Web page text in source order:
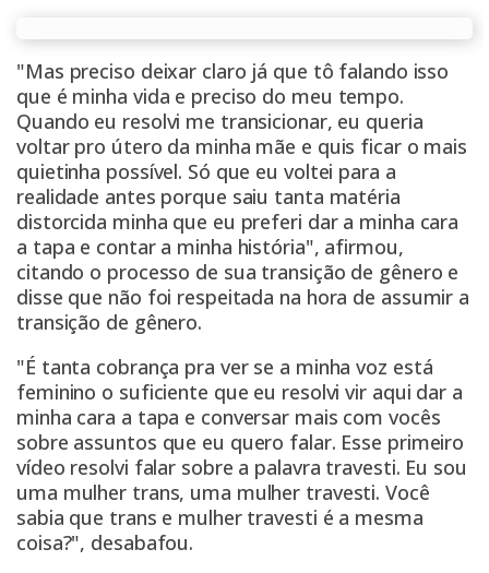
"Mas preciso deixar claro já que tô falando isso
que é minha vida e preciso do meu tempo.
Quando eu resolvi me transicionar, eu queria
voltar pro útero da minha mãe e quis ficar o mais
quietinha possível. Só que eu voltei para a
realidade antes porque saiu tanta matéria
distorcida minha que eu preferi dar a minha cara
a tapa e contar a minha história", afirmou,
citando o processo de sua transição de gênero e
disse que não foi respeitada na hora de assumir a
transição de gênero.
"É tanta cobrança pra ver se a minha voz está
feminino o suficiente que eu resolvi vir aqui dar a
minha cara a tapa e conversar mais com vocês
sobre assuntos que eu quero falar. Esse primeiro
vídeo resolvi falar sobre a palavra travesti. Eu sou
uma mulher trans, uma mulher travesti. Você
sabia que trans e mulher travesti é a mesma
coisa?", desabafou.